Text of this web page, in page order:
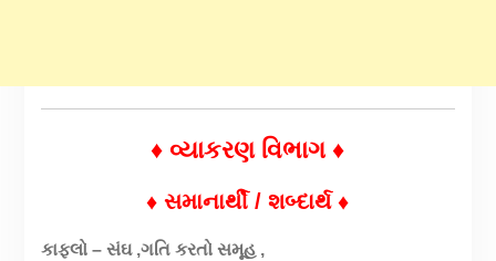
♦ વ્યાકરણ વિભાગ ♦
♦ સમાનાર્થી / શબ્દાર્થ ♦
કાફલો – સંઘ ,ગતિ કરતો સમૂહ ,